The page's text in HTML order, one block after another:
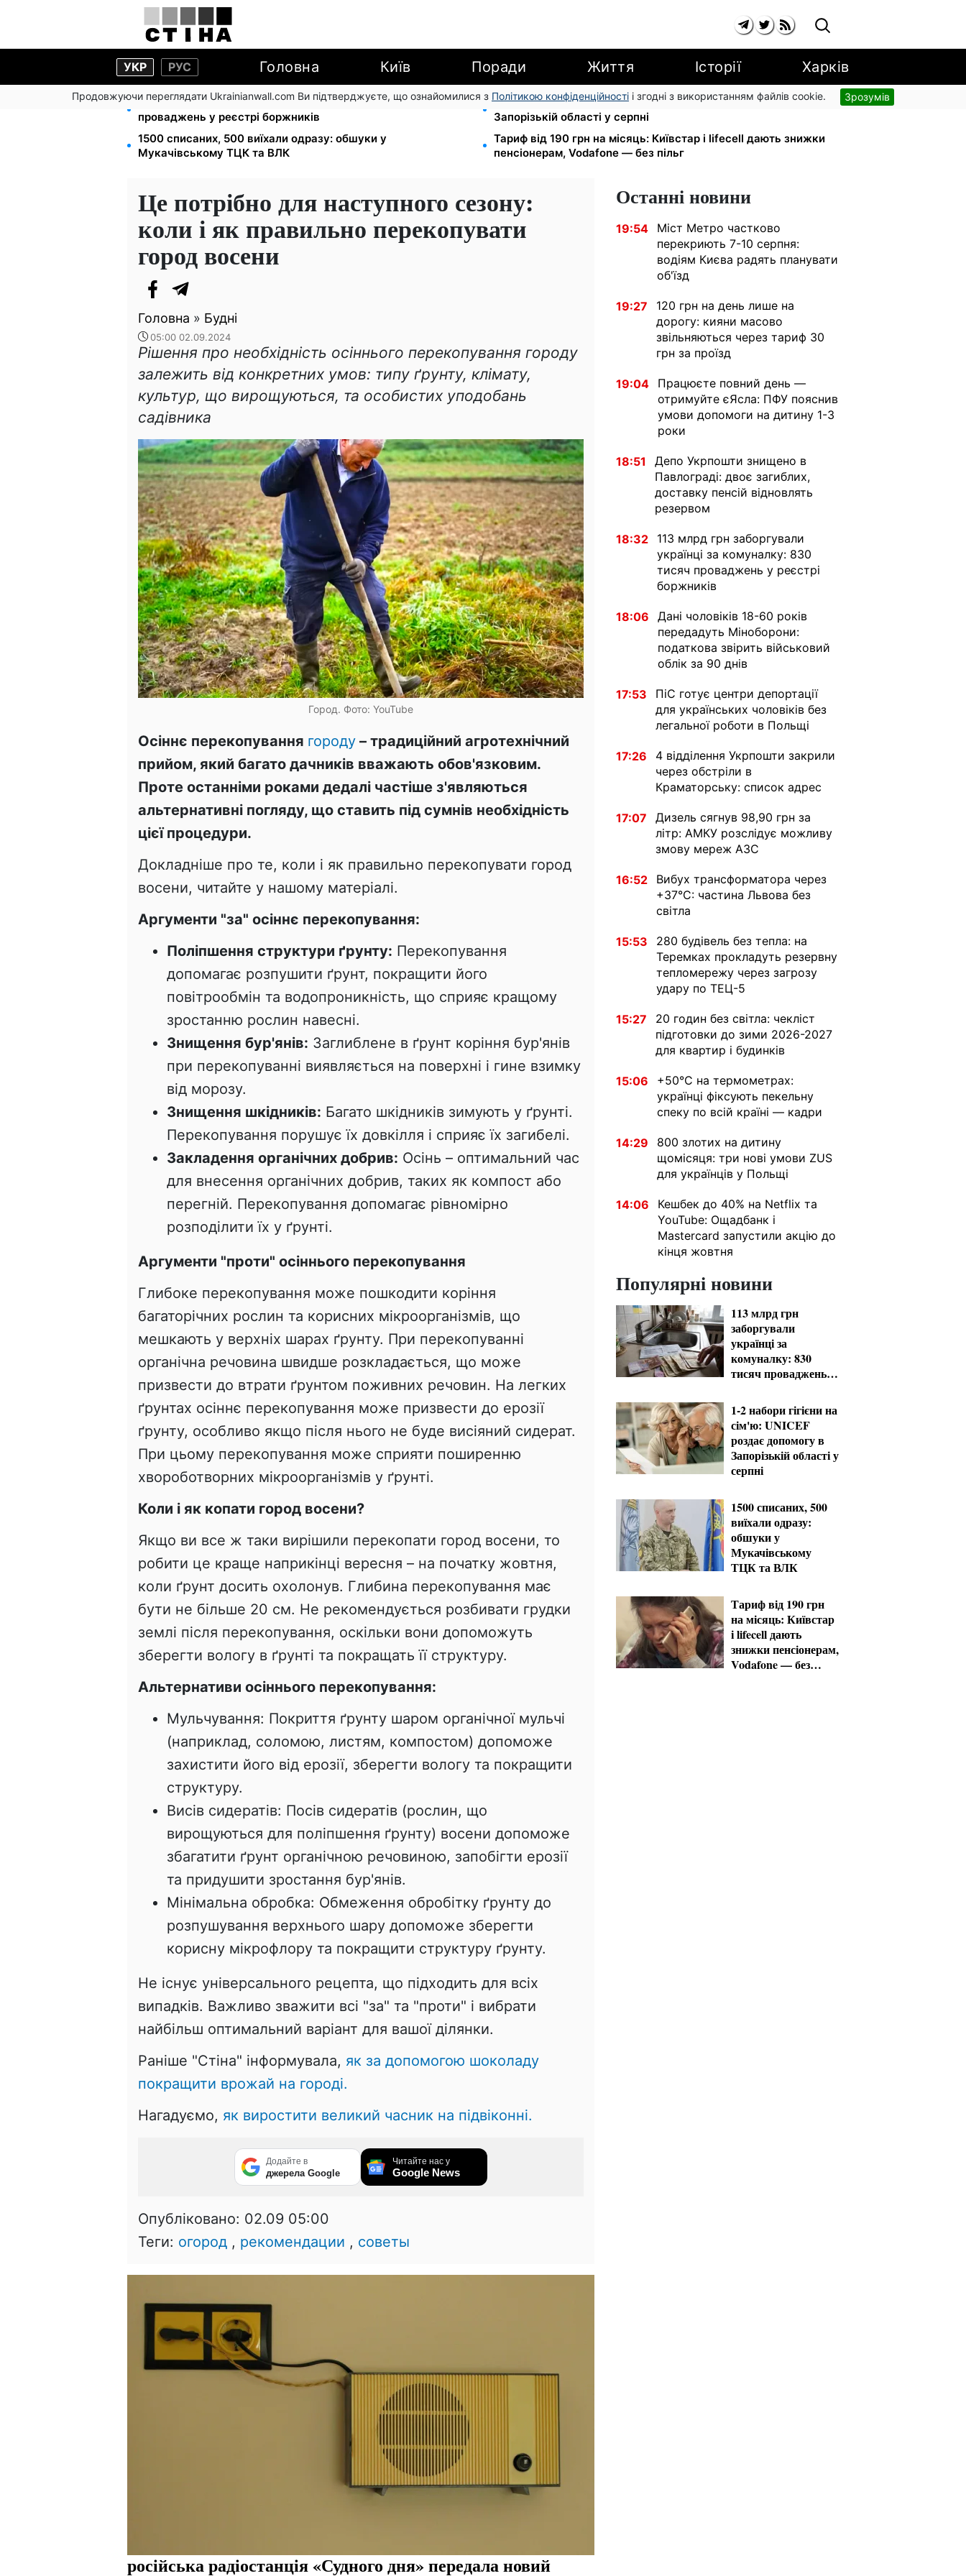
УКР РУС Головна Київ Поради Життя Історії Харків
Продовжуючи переглядати Ukrainianwall.com Ви підтверджуєте, що ознайомилися з Політикою конфіденційності і згодні з використанням файлів cookie. Зрозумів
113 млрд грн заборгували українці за комуналку: 830 тисяч
проваджень у реєстрі боржників
1-2 набори гігієни на сім'ю: UNICEF роздає допомогу в
Запорізькій області у серпні
1500 списаних, 500 виїхали одразу: обшуки у
Мукачівському ТЦК та ВЛК
Тариф від 190 грн на місяць: Київстар і lifecell дають знижки
пенсіонерам, Vodafone — без пільг
Це потрібно для наступного сезону:
коли і як правильно перекопувати
город восени
Головна » Будні
05:00 02.09.2024
Рішення про необхідність осіннього перекопування городу
залежить від конкретних умов: типу ґрунту, клімату,
культур, що вирощуються, та особистих уподобань
садівника
Город. Фото: YouTube
Осіннє перекопування городу – традиційний агротехнічний
прийом, який багато дачників вважають обов'язковим.
Проте останніми роками дедалі частіше з'являються
альтернативні погляду, що ставить під сумнів необхідність
цієї процедури.
Докладніше про те, коли і як правильно перекопувати город
восени, читайте у нашому матеріалі.
Аргументи "за" осіннє перекопування:
Поліпшення структури ґрунту: Перекопування
допомагає розпушити ґрунт, покращити його
повітрообмін та водопроникність, що сприяє кращому
зростанню рослин навесні.
Знищення бур'янів: Заглиблене в ґрунт коріння бур'янів
при перекопуванні виявляється на поверхні і гине взимку
від морозу.
Знищення шкідників: Багато шкідників зимують у ґрунті.
Перекопування порушує їх довкілля і сприяє їх загибелі.
Закладення органічних добрив: Осінь – оптимальний час
для внесення органічних добрив, таких як компост або
перегній. Перекопування допомагає рівномірно
розподілити їх у ґрунті.
Аргументи "проти" осіннього перекопування
Глибоке перекопування може пошкодити коріння
багаторічних рослин та корисних мікроорганізмів, що
мешкають у верхніх шарах ґрунту. При перекопуванні
органічна речовина швидше розкладається, що може
призвести до втрати ґрунтом поживних речовин. На легких
ґрунтах осіннє перекопування може призвести до ерозії
ґрунту, особливо якщо після нього не буде висіяний сидерат.
При цьому перекопування може сприяти поширенню
хвороботворних мікроорганізмів у ґрунті.
Коли і як копати город восени?
Якщо ви все ж таки вирішили перекопати город восени, то
робити це краще наприкінці вересня – на початку жовтня,
коли ґрунт досить охолонув. Глибина перекопування має
бути не більше 20 см. Не рекомендується розбивати грудки
землі після перекопування, оскільки вони допоможуть
зберегти вологу в ґрунті та покращать її структуру.
Альтернативи осіннього перекопування:
Мульчування: Покриття ґрунту шаром органічної мульчі
(наприклад, соломою, листям, компостом) допоможе
захистити його від ерозії, зберегти вологу та покращити
структуру.
Висів сидератів: Посів сидератів (рослин, що
вирощуються для поліпшення ґрунту) восени допоможе
збагатити ґрунт органічною речовиною, запобігти ерозії
та придушити зростання бур'янів.
Мінімальна обробка: Обмеження обробітку ґрунту до
розпушування верхнього шару допоможе зберегти
корисну мікрофлору та покращити структуру ґрунту.
Не існує універсального рецепта, що підходить для всіх
випадків. Важливо зважити всі "за" та "проти" і вибрати
найбільш оптимальний варіант для вашої ділянки.
Раніше "Стіна" інформувала, як за допомогою шоколаду
покращити врожай на городі.
Нагадуємо, як виростити великий часник на підвіконні.
Додайте в
джерела Google
Читайте нас у
Google News
Опубліковано: 02.09 05:00
Теги: огород , рекомендации , советы
російська радіостанція «Судного дня» передала новий
Останні новини
19:54
Міст Метро частково
перекриють 7-10 серпня:
водіям Києва радять планувати
об'їзд
19:27
120 грн на день лише на
дорогу: кияни масово
звільняються через тариф 30
грн за проїзд
19:04
Працюєте повний день —
отримуйте єЯсла: ПФУ пояснив
умови допомоги на дитину 1-3
роки
18:51
Депо Укрпошти знищено в
Павлограді: двоє загиблих,
доставку пенсій відновлять
резервом
18:32
113 млрд грн заборгували
українці за комуналку: 830
тисяч проваджень у реєстрі
боржників
18:06
Дані чоловіків 18-60 років
передадуть Міноборони:
податкова звірить військовий
облік за 90 днів
17:53
ПіС готує центри депортації
для українських чоловіків без
легальної роботи в Польщі
17:26
4 відділення Укрпошти закрили
через обстріли в
Краматорську: список адрес
17:07
Дизель сягнув 98,90 грн за
літр: АМКУ розслідує можливу
змову мереж АЗС
16:52
Вибух трансформатора через
+37°C: частина Львова без
світла
15:53
280 будівель без тепла: на
Теремках прокладуть резервну
тепломережу через загрозу
удару по ТЕЦ-5
15:27
20 годин без світла: чекліст
підготовки до зими 2026-2027
для квартир і будинків
15:06
+50°C на термометрах:
українці фіксують пекельну
спеку по всій країні — кадри
14:29
800 злотих на дитину
щомісяця: три нові умови ZUS
для українців у Польщі
14:06
Кешбек до 40% на Netflix та
YouTube: Ощадбанк і
Mastercard запустили акцію до
кінця жовтня
Популярні новини
113 млрд грн
заборгували
українці за
комуналку: 830
тисяч проваджень у
1-2 набори гігієни на
сім'ю: UNICEF
роздає допомогу в
Запорізькій області у
серпні
1500 списаних, 500
виїхали одразу:
обшуки у
Мукачівському
ТЦК та ВЛК
Тариф від 190 грн
на місяць: Київстар
і lifecell дають
знижки пенсіонерам,
Vodafone — без